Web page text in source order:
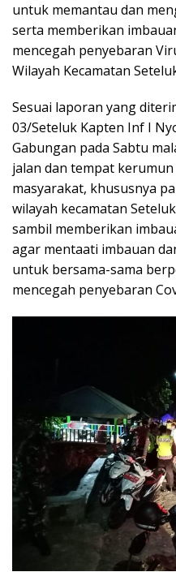
untuk memantau dan
serta memberikan
mencegah penyebaran
Wilayah Kecamatan
Sesuai laporan yang
03/Seteluk Kapten Inf I
Gabungan pada Sabtu
jalan dan tempat
masyarakat, khususnya
wilayah kecamatan
sambil memberikan
agar mentaati imbauan
untuk bersama-sama
mencegah penyebaran